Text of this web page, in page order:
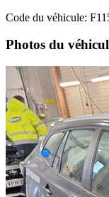
Code du véhicule:
Photos du